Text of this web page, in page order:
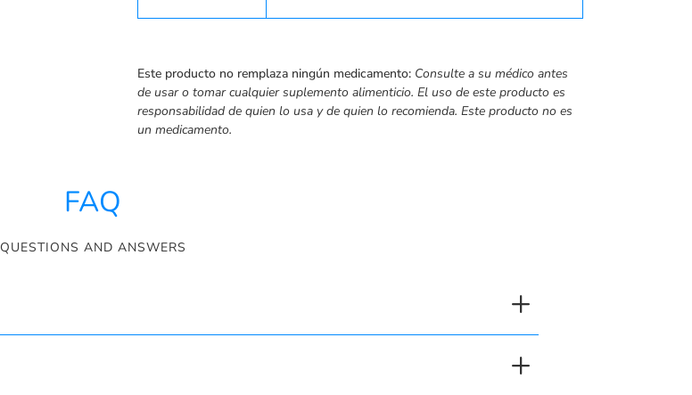
Este producto no remplaza ningún medicamento: Consulte a su médico antes
de usar o tomar cualquier suplemento alimenticio. El uso de este producto es
responsabilidad de quien lo usa y de quien lo recomienda. Este producto no es
un medicamento.
FAQ
QUESTIONS AND ANSWERS